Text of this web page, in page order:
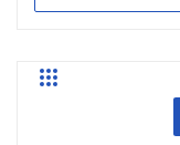
Grille